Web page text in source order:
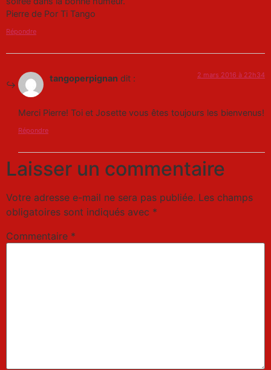
Pierre de Por Ti Tango
Répondre
tangoperpignan dit : 2 mars 2016 à 22h34
Merci Pierre! Toi et Josette vous êtes toujours les bienvenus!
Répondre
Laisser un commentaire
Votre adresse e-mail ne sera pas publiée. Les champs
obligatoires sont indiqués avec *
Commentaire *